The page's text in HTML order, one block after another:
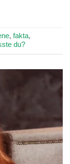
, fakta,
du?